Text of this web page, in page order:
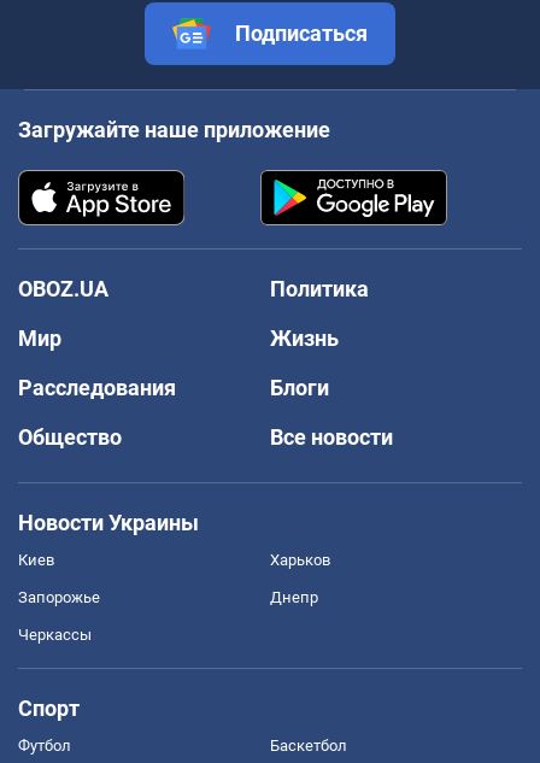
Подписаться
Загружайте наше приложение
OBOZ.UA
Политика
Мир
Жизнь
Расследования
Блоги
Общество
Все новости
Новости Украины
Киев Харьков
Запорожье Днепр
Черкассы
Спорт
Футбол Баскетбол